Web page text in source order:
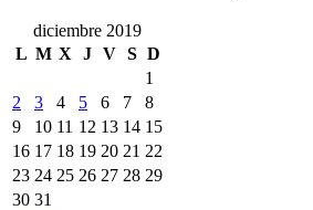
diciembre 2019
L M X J V S D
1
2
3 4 5 6 7
8
9
10 11 12 13 14 15
16 17 18 19 20 21 22
23 24 25 26 27 28 29
30 31